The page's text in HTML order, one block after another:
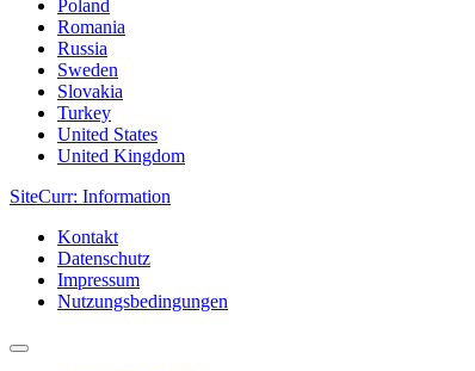
Poland
Romania
Russia
Sweden
Slovakia
Turkey
United States
United Kingdom
SiteCurr: Information
Kontakt
Datenschutz
Impressum
Nutzungsbedingungen